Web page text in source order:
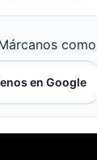
en Google